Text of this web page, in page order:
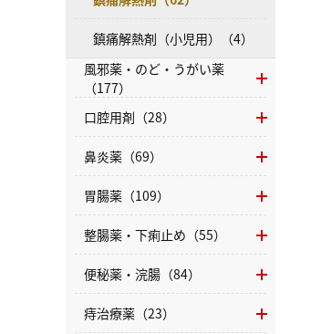
鎮痛解熱剤（小児用）（4）
風邪薬・のど・うがい薬
（177）
口腔用剤（28）
鼻炎薬（69）
胃腸薬（109）
整腸薬・下痢止め（55）
便秘薬・浣腸（84）
痔治療薬（23）